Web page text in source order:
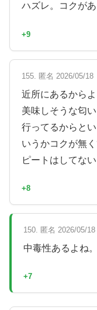
ハズレ。コクが
+9
155. 匿名 2026/05/18
近所にあるから
美味しそうな匂
行ってるからと
いうかコクが無
ピートはしてない
+8
150. 匿名 2026/05/18
中毒性あるよね
+7